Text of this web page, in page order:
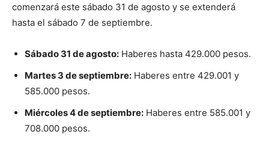
comenzará este sábado 31 de agosto y se extenderá
hasta el sábado 7 de septiembre.
Sábado 31 de agosto: Haberes hasta 429.000 pesos.
Martes 3 de septiembre: Haberes entre 429.001 y
585.000 pesos.
Miércoles 4 de septiembre: Haberes entre 585.001 y
708.000 pesos.